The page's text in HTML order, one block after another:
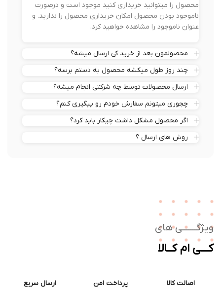
محصول را میتوانید خریداری کنید موجود است و درصورت
ناموجود بودن محصول امکان خریداری محصول را ندارید. و
عنوان ناموجود را مشاهده خواهید کرد.
محصولمون بعد از خرید کی ارسال میشه؟
چند روز طول میکشه محصول به دستم برسه؟
ارسال محصولات توسط چه شرکتی انجام میشه؟
چجوری میتونم سفارش خودم رو پیگیری کنم؟
اگر محصول مشکل داشت چیکار باید کرد؟
روش های ارسال ؟
های
ام کــالا
اصالت کالا پرداخت امن ارسال سریع